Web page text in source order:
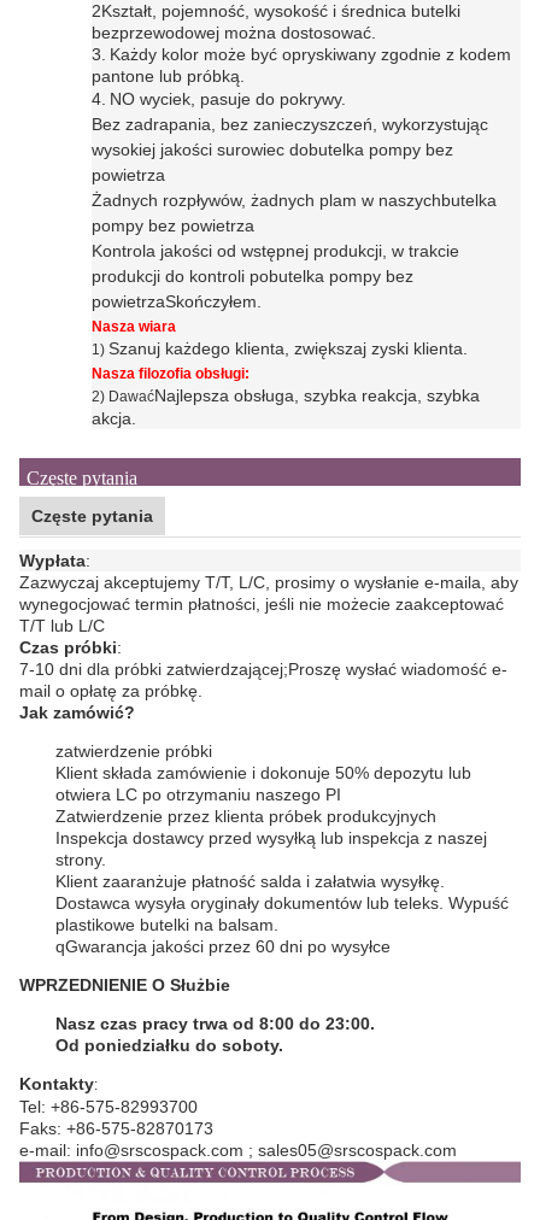
2Kształt, pojemność, wysokość i średnica butelki
bezprzewodowej można dostosować.
3. Każdy kolor może być opryskiwany zgodnie z kodem
pantone lub próbką.
4. NO wyciek, pasuje do pokrywy.
Bez zadrapania, bez zanieczyszczeń, wykorzystując
wysokiej jakości surowiec dobutelka pompy bez
powietrza
Żadnych rozpływów, żadnych plam w naszychbutelka
pompy bez powietrza
Kontrola jakości od wstępnej produkcji, w trakcie
produkcji do kontroli pobutelka pompy bez
powietrzaSkończyłem.
Nasza wiara
1) Szanuj każdego klienta, zwiększaj zyski klienta.
Nasza filozofia obsługi:
2) DawaćNajlepsza obsługa, szybka reakcja, szybka
akcja.
Częste pytania
Częste pytania
Wypłata:
Zazwyczaj akceptujemy T/T, L/C, prosimy o wysłanie e-maila, aby
wynegocjować termin płatności, jeśli nie możecie zaakceptować
T/T lub L/C
Czas próbki:
7-10 dni dla próbki zatwierdzającej;Proszę wysłać wiadomość e-
mail o opłatę za próbkę.
Jak zamówić?
zatwierdzenie próbki
Klient składa zamówienie i dokonuje 50% depozytu lub
otwiera LC po otrzymaniu naszego PI
Zatwierdzenie przez klienta próbek produkcyjnych
Inspekcja dostawcy przed wysyłką lub inspekcja z naszej
strony.
Klient zaaranżuje płatność salda i załatwia wysyłkę.
Dostawca wysyła oryginały dokumentów lub teleks. Wypuść
plastikowe butelki na balsam.
qGwarancja jakości przez 60 dni po wysyłce
WPRZEDNIENIE O Służbie
Nasz czas pracy trwa od 8:00 do 23:00.
Od poniedziałku do soboty.
Kontakty:
Tel: +86-575-82993700
Faks: +86-575-82870173
e-mail: info@srscospack.com ; sales05@srscospack.com